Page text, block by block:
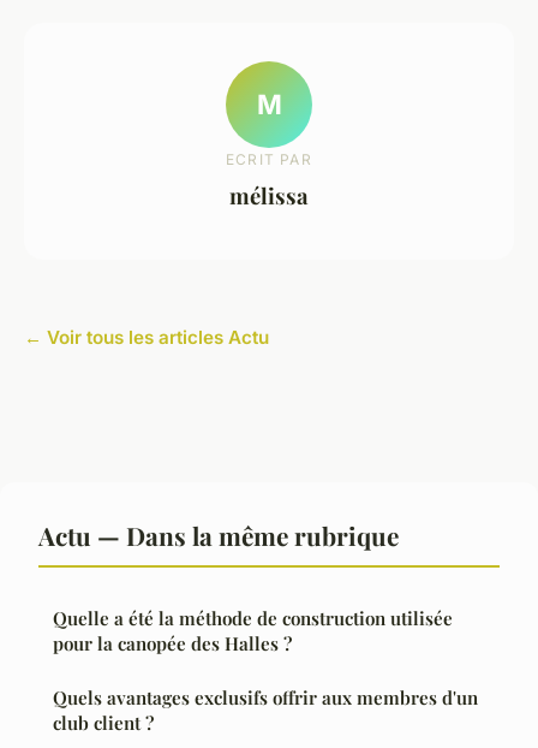
M
ECRIT PAR
mélissa
← Voir tous les articles Actu
Actu — Dans la même rubrique
Quelle a été la méthode de construction utilisée
pour la canopée des Halles ?
Quels avantages exclusifs offrir aux membres d'un
club client ?